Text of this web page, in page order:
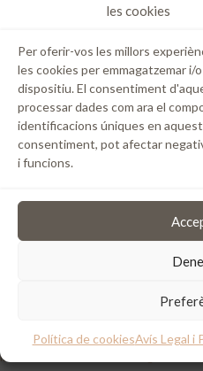
les cookies
Per oferir-vos les millors
les cookies per emmagatzemar i/
dispositiu. El consentiment
processar dades com ara el
identificacions úniques en
consentiment, pot afectar
i funcions.
Política de cookiesAvís Legal i
Instal·lació elèctrica residència geriàtrica.